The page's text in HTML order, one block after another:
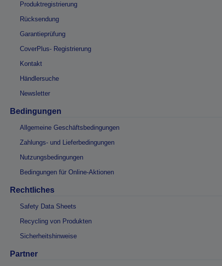
Produktregistrierung
Rücksendung
Garantieprüfung
CoverPlus- Registrierung
Kontakt
Händlersuche
Newsletter
Bedingungen
Allgemeine Geschäftsbedingungen
Zahlungs- und Lieferbedingungen
Nutzungsbedingungen
Bedingungen für Online-Aktionen
Rechtliches
Safety Data Sheets
Recycling von Produkten
Sicherheitshinweise
Partner